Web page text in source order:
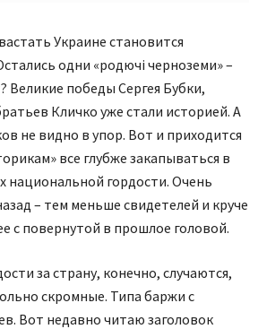
Украине становится
одни «родючi черноземи» –
Великие победы Сергея Бубки,
Кличко уже стали историей. А
не видно в упор. Вот и приходится
все глубже закапываться в
национальной гордости. Очень
– тем меньше свидетелей и круче
с повернутой в прошлое головой.
за страну, конечно, случаются,
скромные. Типа баржи с
Вот недавно читаю заголовок